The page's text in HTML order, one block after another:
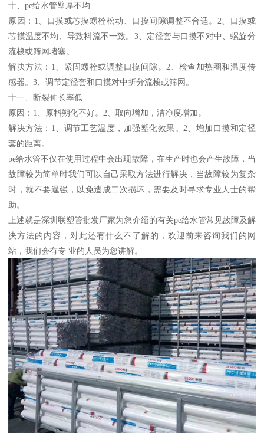
十、pe给水管壁厚不均
原因：1、口摸或芯摸螺栓松动、口摸间隙调整不合适。2、口摸或
芯摸温度不均、导致料流不一致。3、定径套与口摸不对中、螺旋分
流梭或筛网堵塞。
解决方法：1、紧固螺栓或调整口摸间隙。2、检查加热圈和温度传
感器。3、调节定径套和口摸对中折分流梭或筛网。
十一、断裂伸长率低
原因：1、原料朔化不好。2、取向增加，洁净度增加。
解决方法：1、调节工艺温度，加强塑化效果。2、增加口摸和定径
套的距离。
pe给水管不仅在使用过程中会出现故障，在生产时也会产生故障，当
故障较为简单时我们可以自己采取方法进行解决，当故障较为复杂
时，就不要逞强，以免造成二次损坏，需要及时寻求专业人士的帮
助。
上述就是深圳联塑管批发厂家为您介绍的有关pe给水管常见故障及解
决方法的内容，对此还有什么不了解的，欢迎前来咨询我们的网
站，我们会有专 业的人员为您讲解。